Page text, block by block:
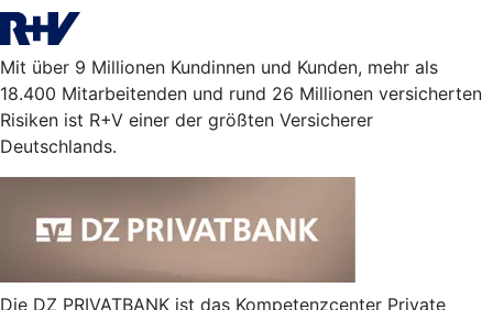
Mit über 9 Millionen Kundinnen und Kunden, mehr als
18.400 Mitarbeitenden und rund 26 Millionen versicherten
Risiken ist R+V einer der größten Versicherer
Deutschlands.
Die DZ PRIVATBANK ist das Kompetenzcenter Private